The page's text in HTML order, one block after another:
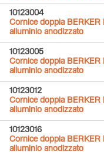
10123004
Cornice doppia
alluminio anodizzato
10123005
Cornice doppia
alluminio anodizzato
10123012
Cornice doppia
alluminio anodizzato
10123016
Cornice doppia
alluminio anodizzato